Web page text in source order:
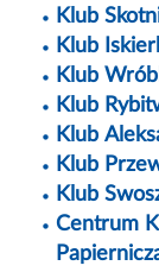
Klub
Klub
Klub
Klub
Klub
Klub
Centrum